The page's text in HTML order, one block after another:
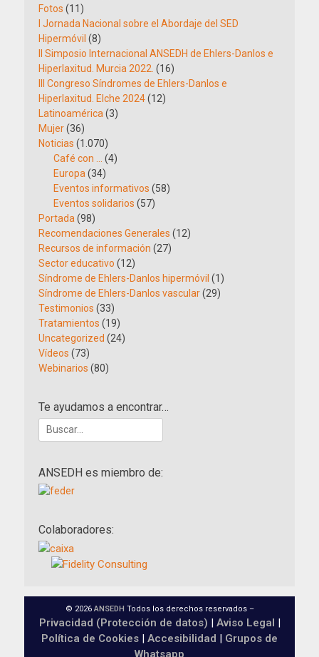
Fotos (11)
I Jornada Nacional sobre el Abordaje del SED
Hipermóvil (8)
II Simposio Internacional ANSEDH de Ehlers-Danlos e
Hiperlaxitud. Murcia 2022. (16)
III Congreso Síndromes de Ehlers-Danlos e
Hiperlaxitud. Elche 2024(12)
Latinoamérica (3)
Mujer(36)
Noticias (1.070)
Café con …
(4)
Europa (34)
Eventos informativos (58)
Eventos solidarios (57)
Portada (98)
Recomendaciones Generales (12)
Recursos de información (27)
Sector educativo (12)
Síndrome de Ehlers-Danlos hipermóvil (1)
Síndrome de Ehlers-Danlos vascular(29)
Testimonios (33)
Tratamientos (19)
Uncategorized (24)
Vídeos (73)
Webinarios (80)
Te ayudamos a encontrar…
Buscar:
ANSEDH es miembro de:
Colaboradores:
© 2026ANSEDH Todos los derechos reservados –
Privacidad (Protección de datos) | Aviso Legal |
Política de Cookies | Accesibilidad | Grupos de
Whatsapp